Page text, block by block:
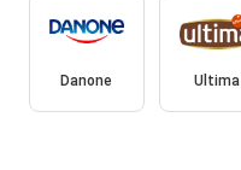
Danone Ultima